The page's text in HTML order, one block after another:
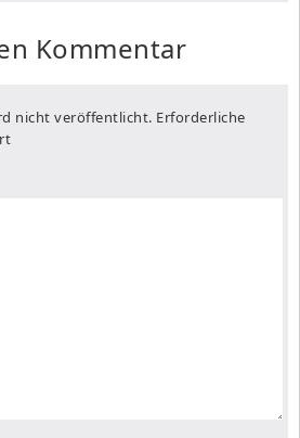
Kommentar
nicht veröffentlicht. Erforderliche